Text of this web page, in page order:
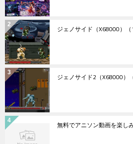
ジェノサイド（X68000）
ジェノサイド2（X68000）
無料でアニソン動画を楽し